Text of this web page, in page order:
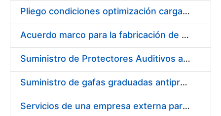
Show/Hide
Pliego condiciones optimización cargas compras firmado
Acuerdo marco para la fabricación de piezas
Suministro de Protectores Auditivos a medida para las personas trabajadoras de los Centros de Trabajo de Madrid y Burgos
Suministro de gafas graduadas antiproyecciones para los trabajadores de la FNMT-RCM en los centros de trabajo de Madrid y Burgos
Servicios de una empresa externa para el asesoramiento y resolución de los recursos de alzada que se presentan relacionados con procesos de selección para la FNMT-RCM